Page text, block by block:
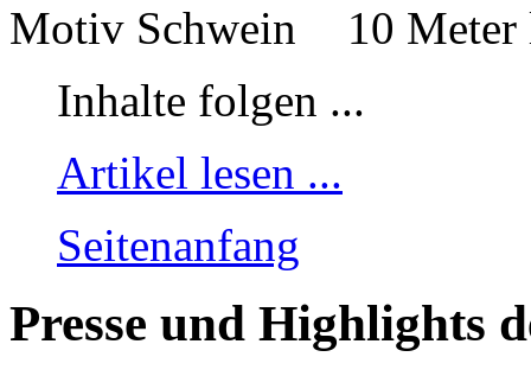
10
Inhalte folgen ...
Artikel lesen ...
Seitenanfang
Presse und Highlights